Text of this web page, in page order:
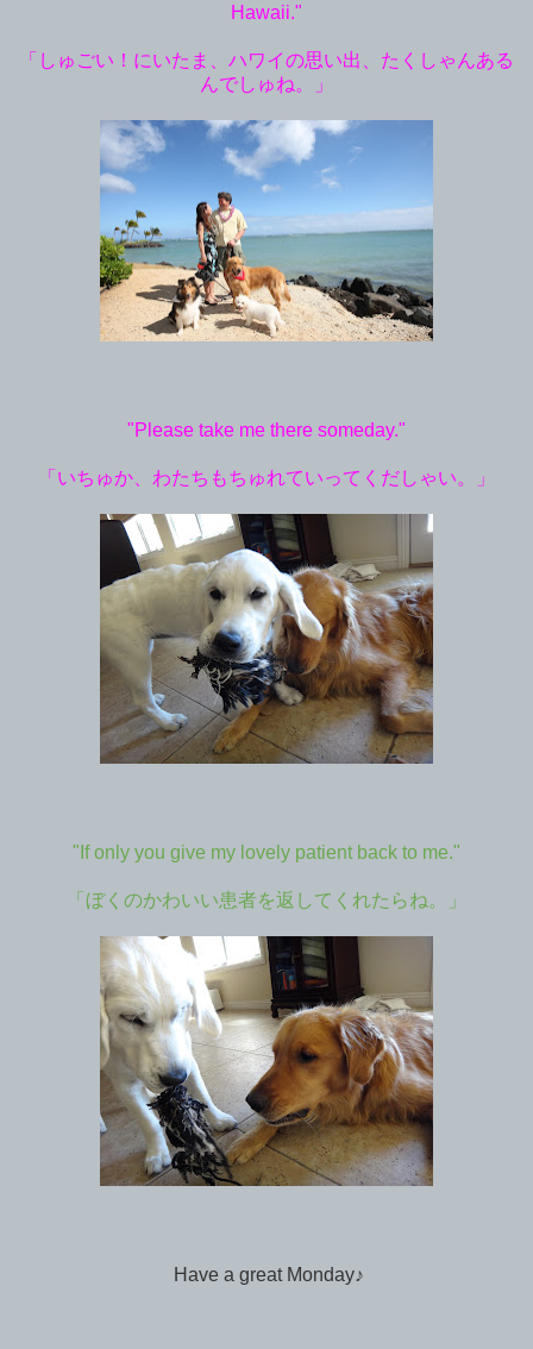
Hawaii."
「しゅごい！にいたま、ハワイの思い出、たくしゃんある
んでしゅね。」
"Please take me there someday."
「いちゅか、わたちもちゅれていってくだしゃい。」
"If only you give my lovely patient back to me."
「ぼくのかわいい患者を返してくれたらね。」
Have a great Monday♪